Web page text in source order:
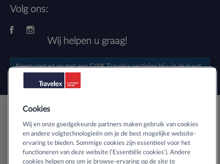
Volg ons:
Wij helpen u graag!
Neem contact op met eenGWK Travelex vestigingbij u in de buurt.
Veilig buitenlands geld bestellen
Informatie over SSL-certificaten
Cookies
Wij en onze goedgekeurde partners maken gebruik van cookies
en andere volgtechnologieën om je de best mogelijke website-
ervaring te bieden. Sommige cookies zijn essentieel voor het
functioneren van deze website ('Essentiële cookies'). Andere
cookies helpen ons om je browse-ervaring op de site te